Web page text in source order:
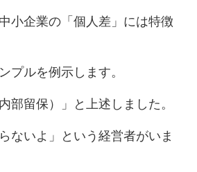
小企業の「個人差」には特徴
プルを例示します。
部留保）」と上述しました。
ないよ」という経営者がいま